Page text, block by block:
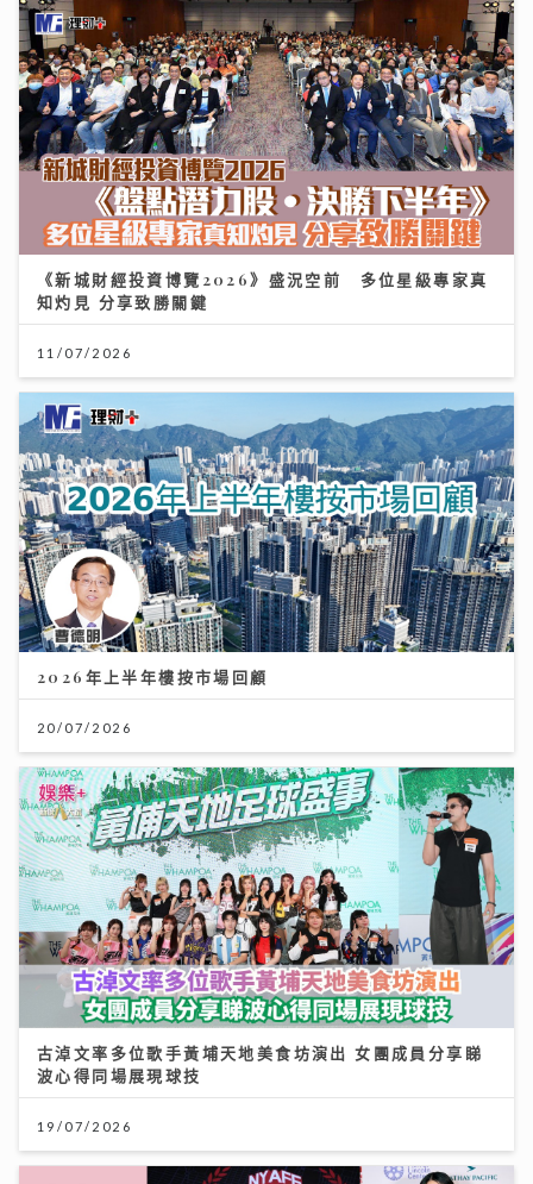
《新城財經投資博覽2026》盛況空前 多位星級專家真
知灼見 分享致勝關鍵
11/07/2026
2026年上半年樓按市場回顧
20/07/2026
古淖文率多位歌手黃埔天地美食坊演出 女團成員分享睇
波心得同場展現球技
19/07/2026